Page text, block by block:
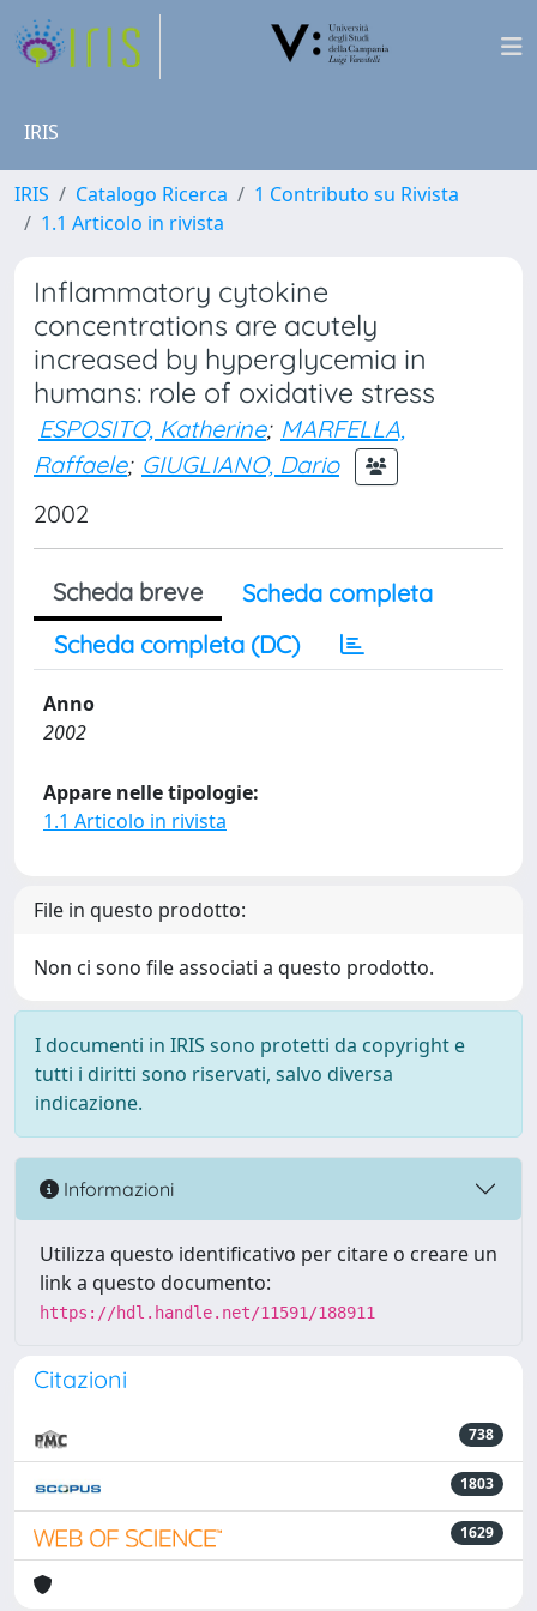
IRIS
IRIS Catalogo Ricerca
1 Contributo su Rivista
1.1 Articolo in rivista
Inflammatory cytokine
concentrations are acutely
increased by hyperglycemia in
humans: role of oxidative stress
ESPOSITO, Katherine; MARFELLA,
Raffaele; GIUGLIANO, Dario
2002
Scheda breve
Scheda completa
Scheda completa (DC)
Anno
2002
Appare nelle tipologie:
1.1 Articolo in rivista
File in questo prodotto:
Non ci sono file associati a questo prodotto.
I documenti in IRIS sono protetti da copyright e
tutti i diritti sono riservati, salvo diversa
indicazione.
Informazioni
Utilizza questo identificativo per citare o creare un
link a questo documento:
https://hdl.handle.net/11591/188911
Citazioni
738
1803
1629